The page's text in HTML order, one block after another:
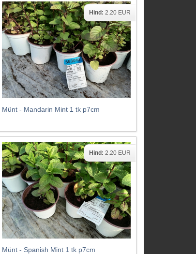
Münt - Mandarin Mint 1 tk p7cm
Hind: 2.20 EUR
Münt - Spanish Mint 1 tk p7cm
Hind: 2.20 EUR